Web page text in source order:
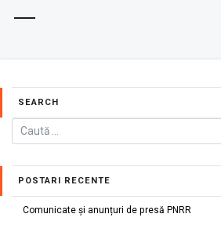
—
SEARCH
POSTARI RECENTE
Comunicate și anunțuri de presă PNRR